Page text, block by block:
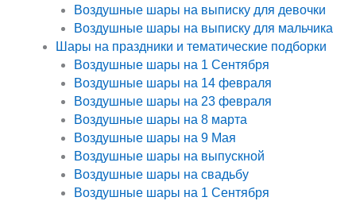
Воздушные шары на выписку для девочки
Воздушные шары на выписку для мальчика
Шары на праздники и тематические подборки
Воздушные шары на 1 Сентября
Воздушные шары на 14 февраля
Воздушные шары на 23 февраля
Воздушные шары на 8 марта
Воздушные шары на 9 Мая
Воздушные шары на выпускной
Воздушные шары на свадьбу
Воздушные шары на 1 Сентября